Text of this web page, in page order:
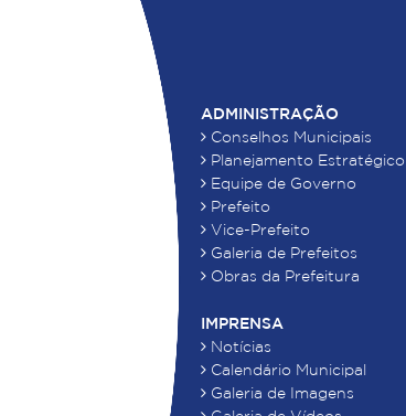
ADMINISTRAÇÃO
Conselhos Municipais
Planejamento Estratégico
Equipe de Governo
Prefeito
Vice-Prefeito
Galeria de Prefeitos
Obras da Prefeitura
IMPRENSA
Notícias
Calendário Municipal
Galeria de Imagens